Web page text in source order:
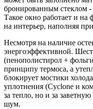
бронированным стеклом -
Такое окно работает и на
на интерьер, наполняя
Несмотря на наличие
энергоэффективной.
(пенополистирол +
принципу термоса, а
блокирует мостики
уплотнения (Cyclone и
за тепло, но и за
шум.